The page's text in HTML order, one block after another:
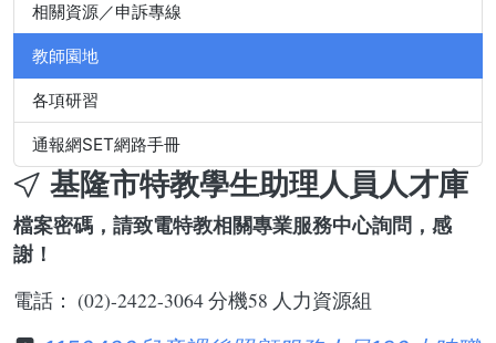
相關資源／申訴專線
教師園地
各項研習
通報網SET網路手冊
基隆市特教學生助理人員人才庫
檔案密碼，請致電特教相關專業服務中心詢問，感
謝！
電話： (02)-2422-3064 分機58 人力資源組